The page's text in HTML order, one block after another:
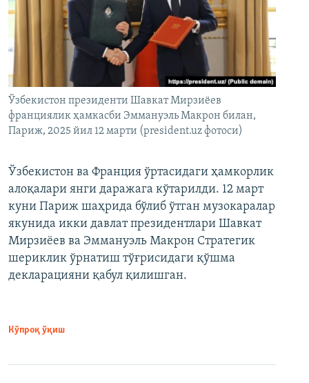
Ўзбекистон президенти Шавкат Мирзиёев
франциялик ҳамкасби Эммануэль Макрон билан,
Париж, 2025 йил 12 марти (president.uz фотоси)
Ўзбекистон ва Франция ўртасидаги ҳамкорлик
алоқалари янги даражага кўтарилди. 12 март
куни Париж шаҳрида бўлиб ўтган музокаралар
якунида икки давлат президентлари Шавкат
Мирзиёев ва Эммануэль Макрон Стратегик
шериклик ўрнатиш тўғрисидаги қўшма
декларацияни қабул қилишган.
Кўпроқ ўқиш